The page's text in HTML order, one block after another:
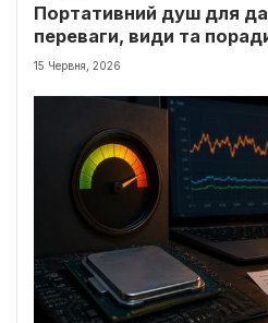
Портативний душ для
переваги, види та
15 Червня, 2026